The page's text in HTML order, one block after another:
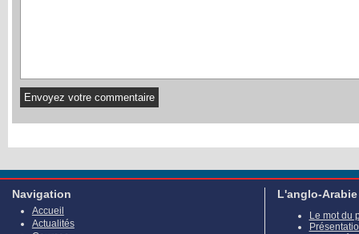
Navigation
Accueil
Actualités
L'anglo-Arabie
Le mot du